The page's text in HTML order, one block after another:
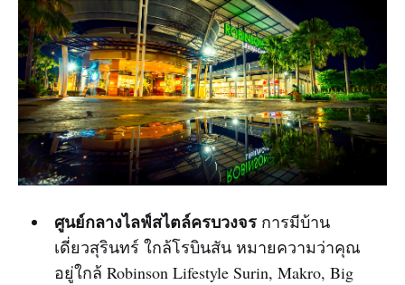
ศูนย์กลางไลฟ์สไตล์ครบวงจร การมีบ้าน
เดี่ยวสุรินทร์ ใกล้โรบินสัน หมายความว่าคุณ
อยู่ใกล้ Robinson Lifestyle Surin, Makro, Big